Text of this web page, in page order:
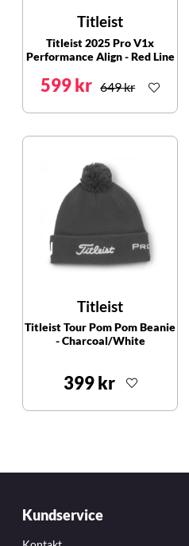
Titleist
Titleist 2025 Pro V1x
Performance Align - Red Line
599 kr 649 kr
Titleist
Titleist Tour Pom Pom Beanie
- Charcoal/White
399 kr
Kundservice